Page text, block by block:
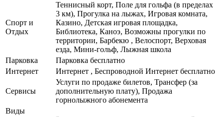
Спорт и
Отдых
Теннисный корт, Поле для гольфа (в пределах
3 км), Прогулка на лыжах, Игровая комната,
Казино, Детская игровая площадка,
Библиотека, Каноэ, Возможны прогулки по
территории, Барбекю , Велоспорт, Верховая
езда, Мини-гольф, Лыжная школа
Парковка
Парковка бесплатно
Интернет
Интернет , Беспроводной Интернет бесплатно
Сервисы
Услуги по продаже билетов, Трансфер (за
дополнительную плату), Продажа
горнолыжного абонемента
Виды